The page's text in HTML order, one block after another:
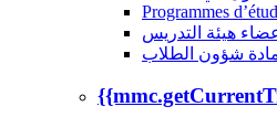
Programmes
هيئة التدريس
شؤون الطلاب